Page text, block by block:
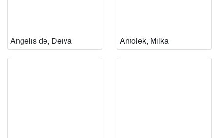
Angelis de, Deiva Antolek, Milka